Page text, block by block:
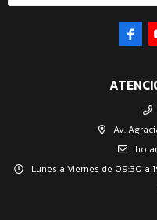
Av.
Lunes a Viernes de 09:30 a
